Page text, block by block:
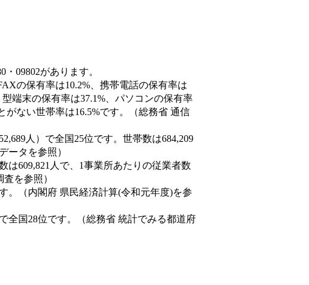
09802があります。
の保有率は10.2%、携帯電話の保有率は
端末の保有率は37.1%、パソコンの保有率
がない世帯率は16.5%です。（総務省 通信
人）で全国25位です。世帯数は684,209
ータを参照）
は609,821人で、1事業所あたりの従業者数
を参照）
。（内閣府 県民経済計算(令和元年度)を参
全国28位です。（総務省 統計でみる都道府